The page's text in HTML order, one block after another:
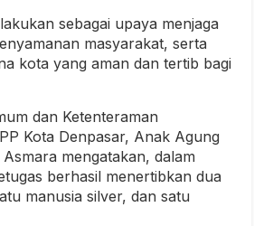
sebagai upaya menjaga
masyarakat, serta
kota yang aman dan tertib bagi
dan Ketenteraman
Kota Denpasar, Anak Agung
mengatakan, dalam
berhasil menertibkan dua
manusia silver, dan satu